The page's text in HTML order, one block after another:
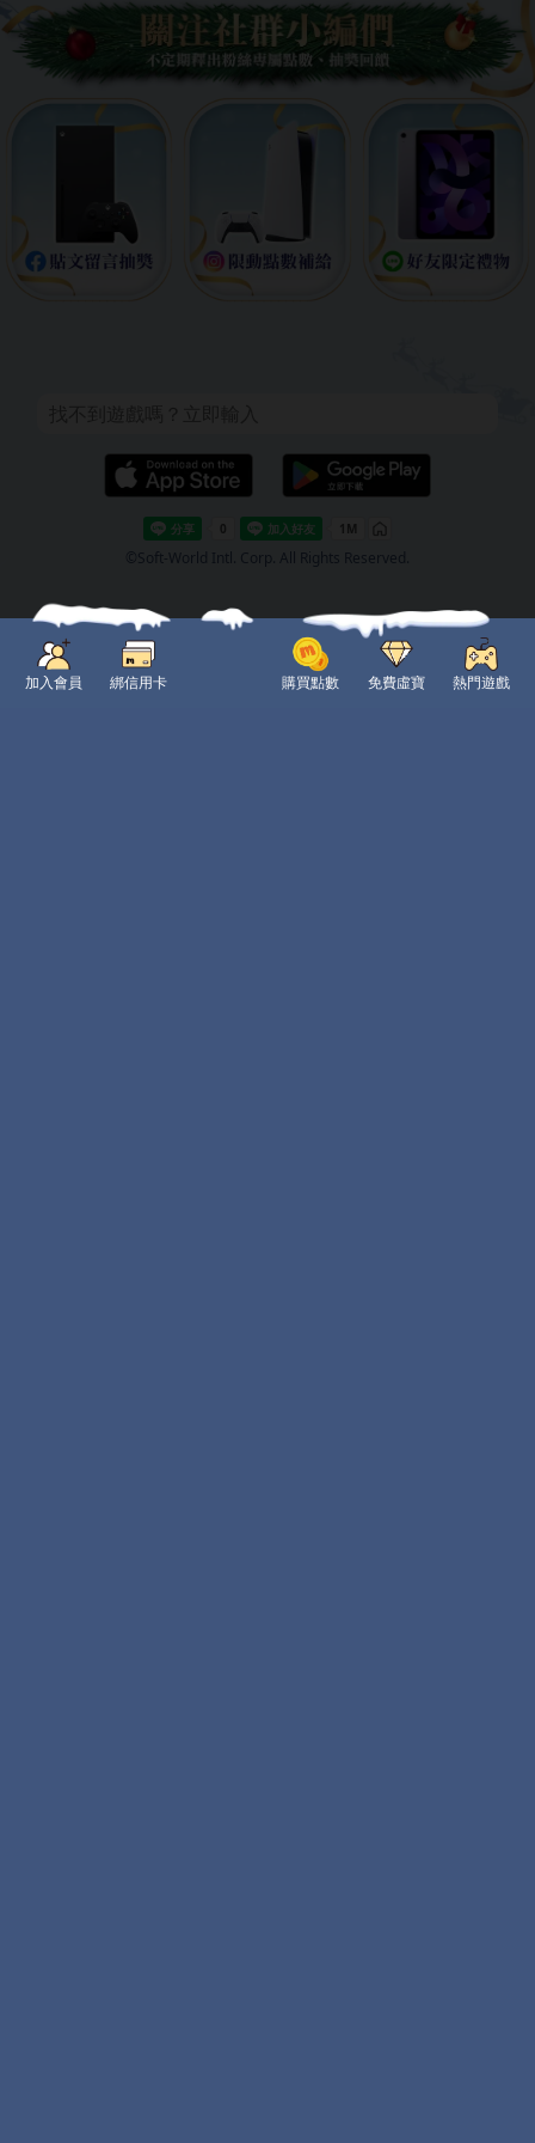
©Soft-World Intl. Corp. All Rights Reserved.
加入會員 綁信用卡 購買點數 免費虛寶 熱門遊戲